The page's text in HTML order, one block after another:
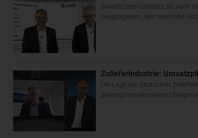
Sowohl beim Umsatz als auch
vergangenen Jahr deutliche
Zulieferindustrie:
Die Lage der deutschen
Jahrespressekonferenz